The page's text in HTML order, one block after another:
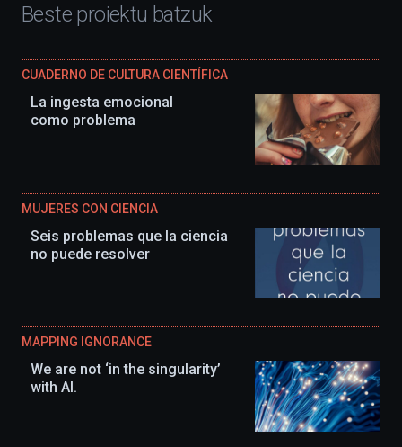
Beste proiektu batzuk
CUADERNO DE CULTURA CIENTÍFICA
La ingesta emocional
como problema
MUJERES CON CIENCIA
Seis problemas que la ciencia
no puede resolver
MAPPING IGNORANCE
We are not ‘in the singularity’
with AI.